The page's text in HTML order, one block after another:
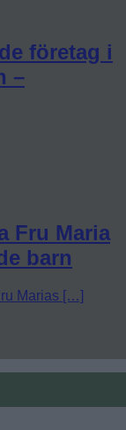
företag i
–
Fru Maria
barn
Marias […]